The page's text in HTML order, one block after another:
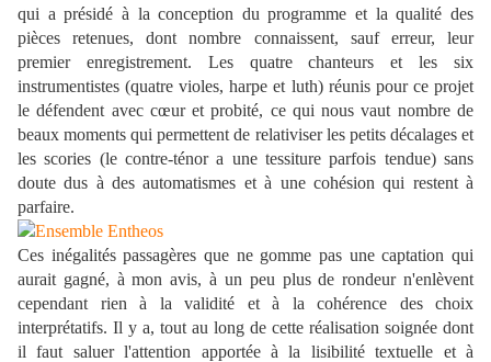
qui a présidé à la conception du programme et la qualité des
pièces retenues, dont nombre connaissent, sauf erreur, leur
premier enregistrement. Les quatre chanteurs et les six
instrumentistes (quatre violes, harpe et luth) réunis pour ce projet
le défendent avec cœur et probité, ce qui nous vaut nombre de
beaux moments qui permettent de relativiser les petits décalages et
les scories (le contre-ténor a une tessiture parfois tendue) sans
doute dus à des automatismes et à une cohésion qui restent à
parfaire.
Ces inégalités passagères que ne gomme pas une captation qui
aurait gagné, à mon avis, à un peu plus de rondeur n'enlèvent
cependant rien à la validité et à la cohérence des choix
interprétatifs. Il y a, tout au long de cette réalisation soignée dont
il faut saluer l'attention apportée à la lisibilité textuelle et à